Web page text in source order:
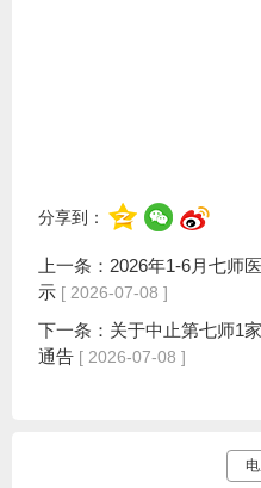
分享到：
上一条： 2026年1-6月七师
示 [ 2026-07-08 ]
下一条： 关于中止第七师1
通告 [ 2026-07-08 ]